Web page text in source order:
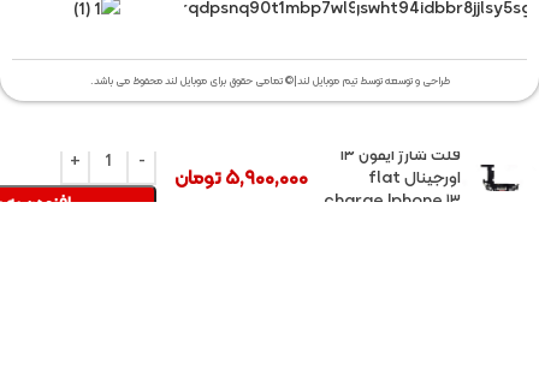
طراحی و توسعه توسط تیم موبایل لند|© تمامی حقوق برای موبایل لند محفوظ می باشد.
فلت شارژ آیفون ۱۳
اورجینال flat
charge Iphone ۱۳
۵,۹۰۰,۰۰۰تومان
افزودن